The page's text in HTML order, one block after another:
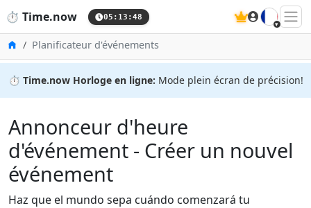
⏱️ Time.now 05:13:48 🇫🇷
Accueil
Planificateur d'événements
⏱️ Time.now Horloge en ligne: Mode plein écran de précision!
Annonceur d'heure
d'événement - Créer un nouvel
événement
Haz que el mundo sepa cuándo comenzará tu